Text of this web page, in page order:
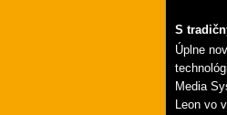
S
Úplne
Media
Leon vo